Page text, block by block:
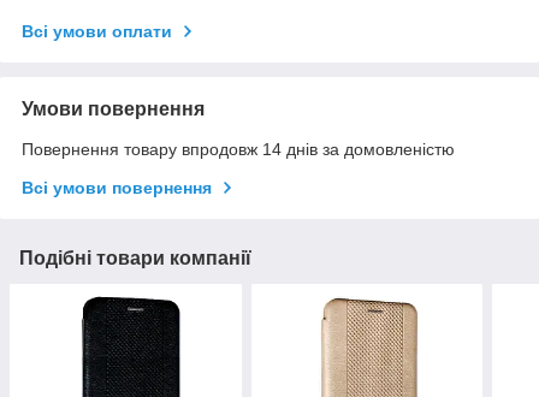
Всі умови оплати
Умови повернення
Повернення товару впродовж 14 днів за домовленістю
Всі умови повернення
Подібні товари компанії